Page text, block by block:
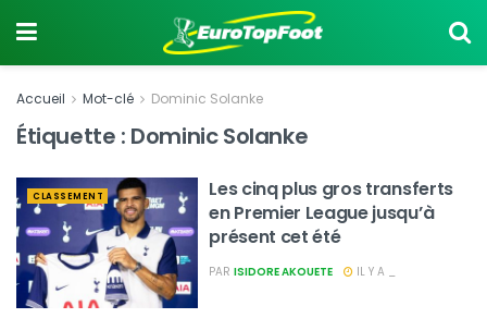
Accueil Mot-clé Dominic Solanke
Étiquette : Dominic Solanke
CLASSEMENT
Les cinq plus gros transferts
en Premier League jusqu’à
présent cet été
PAR ISIDORE AKOUETE IL Y A _